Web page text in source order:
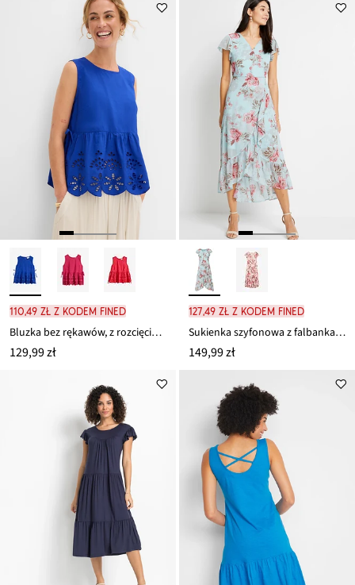
110,49 zł z kodem FINED
Bluzka bez rękawów, z rozcięciem i ażurowym haftem
129,99 zł
127,49 zł z kodem FINED
Sukienka szyfonowa z falbankami
149,99 zł